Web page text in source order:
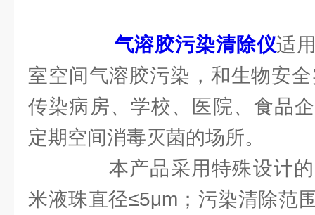
气溶胶污染清除仪适
室空间气溶胶污染，和生物安
传染病房、学校、医院、食品
定期空间消毒灭菌的场所。
本产品采用特殊设计的
米液珠直径≤5μm；污染清除范